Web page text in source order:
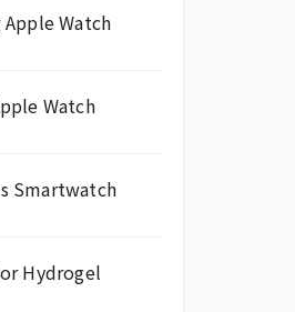
Watch
Watch
Smartwatch
Hydrogel